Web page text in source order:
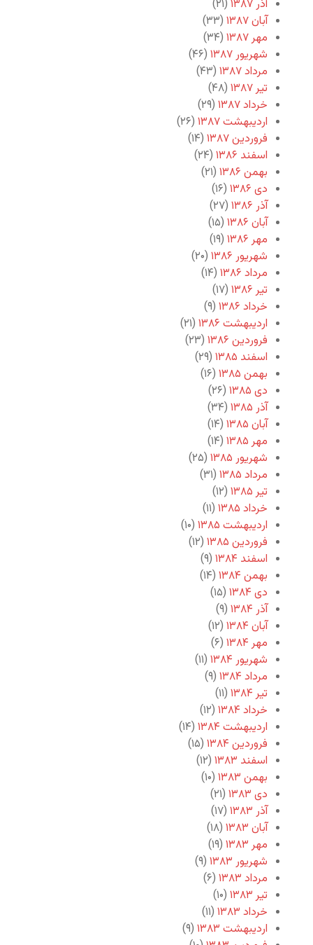
آذر ۱۳۸۷
(۲۱)
آبان ۱۳۸۷
(۳۳)
مهر ۱۳۸۷
(۳۴)
شهریور ۱۳۸۷
(۴۶)
مرداد ۱۳۸۷
(۴۳)
تیر ۱۳۸۷
(۴۸)
خرداد ۱۳۸۷
(۲۹)
اردیبهشت ۱۳۸۷
(۲۶)
فروردین ۱۳۸۷
(۱۴)
اسفند ۱۳۸۶
(۲۴)
بهمن ۱۳۸۶
(۲۱)
دی ۱۳۸۶
(۱۶)
آذر ۱۳۸۶
(۲۷)
آبان ۱۳۸۶
(۱۵)
مهر ۱۳۸۶
(۱۹)
شهریور ۱۳۸۶
(۲۰)
مرداد ۱۳۸۶
(۱۴)
تیر ۱۳۸۶
(۱۷)
خرداد ۱۳۸۶
(۹)
اردیبهشت ۱۳۸۶
(۲۱)
فروردین ۱۳۸۶
(۲۳)
اسفند ۱۳۸۵
(۲۹)
بهمن ۱۳۸۵
(۱۶)
دی ۱۳۸۵
(۲۶)
آذر ۱۳۸۵
(۳۴)
آبان ۱۳۸۵
(۱۴)
مهر ۱۳۸۵
(۱۴)
شهریور ۱۳۸۵
(۲۵)
مرداد ۱۳۸۵
(۳۱)
تیر ۱۳۸۵
(۱۲)
خرداد ۱۳۸۵
(۱۱)
اردیبهشت ۱۳۸۵
(۱۰)
فروردین ۱۳۸۵
(۱۲)
اسفند ۱۳۸۴
(۹)
بهمن ۱۳۸۴
(۱۴)
دی ۱۳۸۴
(۱۵)
آذر ۱۳۸۴
(۹)
آبان ۱۳۸۴
(۱۲)
مهر ۱۳۸۴
(۶)
شهریور ۱۳۸۴
(۱۱)
مرداد ۱۳۸۴
(۹)
تیر ۱۳۸۴
(۱۱)
خرداد ۱۳۸۴
(۱۲)
اردیبهشت ۱۳۸۴
(۱۴)
فروردین ۱۳۸۴
(۱۵)
اسفند ۱۳۸۳
(۱۲)
بهمن ۱۳۸۳
(۱۰)
دی ۱۳۸۳
(۲۱)
آذر ۱۳۸۳
(۱۷)
آبان ۱۳۸۳
(۱۸)
مهر ۱۳۸۳
(۱۹)
شهریور ۱۳۸۳
(۹)
مرداد ۱۳۸۳
(۶)
تیر ۱۳۸۳
(۱۰)
خرداد ۱۳۸۳
(۱۱)
اردیبهشت ۱۳۸۳
(۹)